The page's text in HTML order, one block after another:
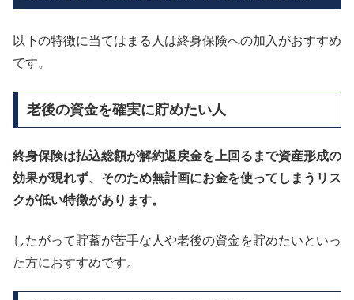
以下の特徴に当てはまる人は終身保険への加入がおすすめ
です。
老後の資金を確実に貯めたい人
終身保険は払込総額が解約返戻金を上回るまで資産形成の
効果が現れず、そのため無計画にお金を使ってしまうリス
クが低い特徴があります。
したがって貯蓄が苦手な人や老後の資金を貯めたいといっ
た方におすすめです。